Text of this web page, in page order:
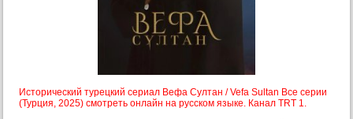
Исторический турецкий сериал Вефа Султан / Vefa Sultan Все серии
(Турция, 2025) смотреть онлайн на русском языке. Канал TRT 1.